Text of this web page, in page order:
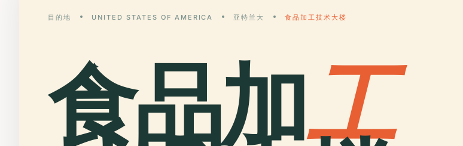
目的地 UNITED STATES OF AMERICA 亚特兰大 食品加工技术大楼
食品加工